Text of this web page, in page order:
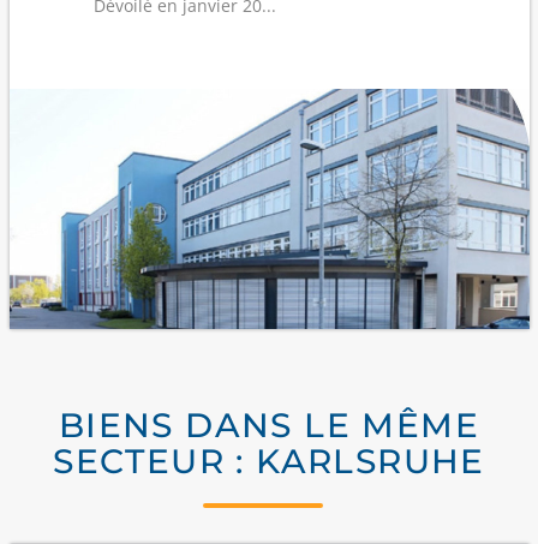
Dévoilé en janvier 20...
BIENS DANS LE MÊME
SECTEUR : KARLSRUHE